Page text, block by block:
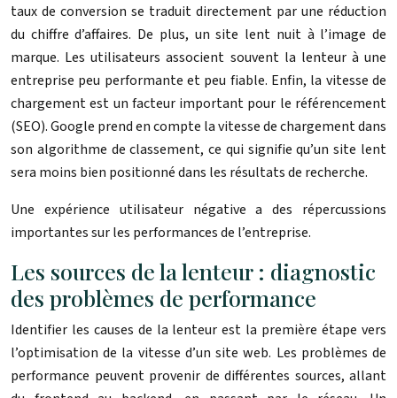
taux de conversion se traduit directement par une réduction
du chiffre d’affaires. De plus, un site lent nuit à l’image de
marque. Les utilisateurs associent souvent la lenteur à une
entreprise peu performante et peu fiable. Enfin, la vitesse de
chargement est un facteur important pour le référencement
(SEO). Google prend en compte la vitesse de chargement dans
son algorithme de classement, ce qui signifie qu’un site lent
sera moins bien positionné dans les résultats de recherche.
Une expérience utilisateur négative a des répercussions
importantes sur les performances de l’entreprise.
Les sources de la lenteur : diagnostic
des problèmes de performance
Identifier les causes de la lenteur est la première étape vers
l’optimisation de la vitesse d’un site web. Les problèmes de
performance peuvent provenir de différentes sources, allant